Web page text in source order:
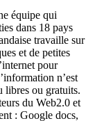
équipe qui
dans 18 pays
travaille sur
et de petites
pour
n’est
libres ou gratuits.
du Web2.0 et
: Google docs,